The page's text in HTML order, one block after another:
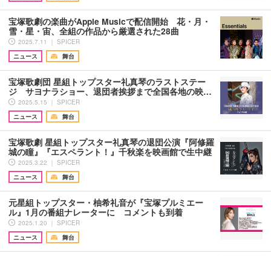
宝塚歌劇の楽曲がApple Musicで配信開始 花・月・
雪・星・宙、全組の作品から厳選された28曲
2025.7.11 ｜ SPICER
ニュース
舞台
宝塚歌劇団 星組トップスター礼真琴のラストステー
ジ サヨナラショー、退団者挨拶まで全国各地の映…
2025.5.15 ｜ SPICER
ニュース
舞台
宝塚歌劇 星組トップスター礼真琴の退団公演『阿修羅
城の瞳』『エスペラント！』千秋楽を映画館で生中継
2025.3.22 ｜ SPICER
ニュース
舞台
元星組トップスター・柚希礼音が『宝塚プルミエー
ル』1月の番組ナレーターに コメントも到着
2025.1.20 ｜ SPICER
ニュース
舞台